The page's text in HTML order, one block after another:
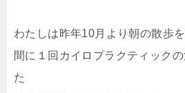
わたしは昨年10月より朝の散歩
間に１回カイロプラクティック
た